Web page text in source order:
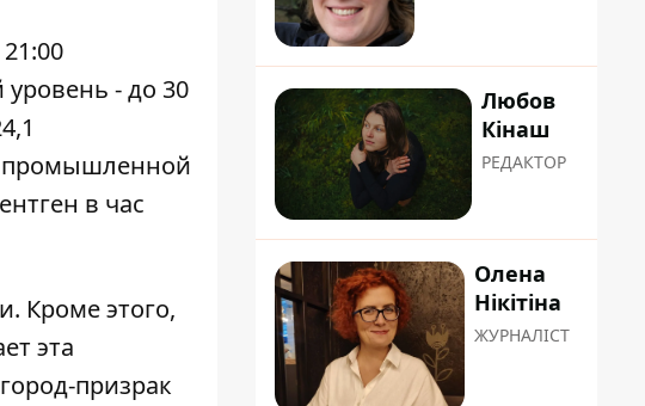
- до 30
промышленной
в час
. Кроме этого,
эта
призрак
Любов
Кінаш
РЕДАКТОР
Олена
Нікітіна
ЖУРНАЛІСТ